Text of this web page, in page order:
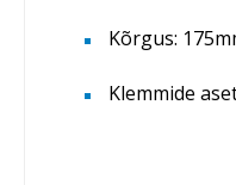
Kõrgus:
Klemmide